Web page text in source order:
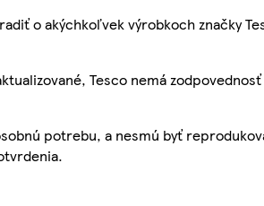
o akýchkoľvek výrobkoch značky
Tesco nemá
potrebu, a nesmú byť